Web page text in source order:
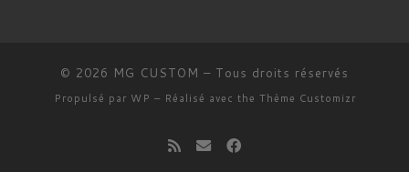
© 2026 MG CUSTOM – Tous droits réservés
Propulsé par WP – Réalisé avec the Thème Customizr